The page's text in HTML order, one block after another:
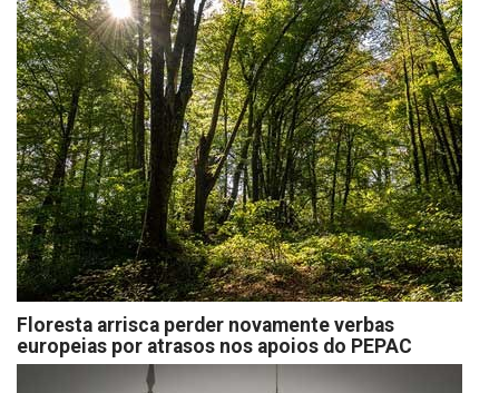
Floresta arrisca perder novamente verbas
europeias por atrasos nos apoios do PEPAC